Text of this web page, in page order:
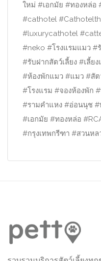
ใหม่ #เอกมัย #ทองหล่อ
#cathotel #
#luxurycathotel #
#neko #โรงแรมแมว #
#รับฝากสัตว์เลี้ยง #เลี้ย
#ห้องพักแมว #แมว #สัต
#โรงแรม #จองห้องพัก #
#รามคำแหง #อ่อนนุช #
#เอกมัย #ทองหล่อ
#กรุงเทพกรีฑา #สวนห